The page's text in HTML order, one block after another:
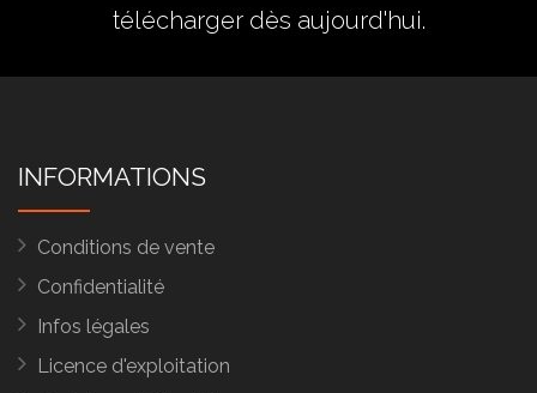
télécharger dès aujourd'hui.
INFORMATIONS
Conditions de vente
Confidentialité
Infos légales
Licence d'exploitation